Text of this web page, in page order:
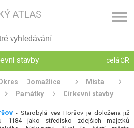
ATLAS 
stavby celá ČR
Domažlice
Místa
Památky Církevní stavby
- Starobylá ves Horšov je doložena již
1184 jako středisko zdejších majetků